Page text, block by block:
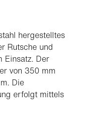
hergestelltes
Rutsche und
Einsatz. Der
von 350 mm
Die
erfolgt mittels